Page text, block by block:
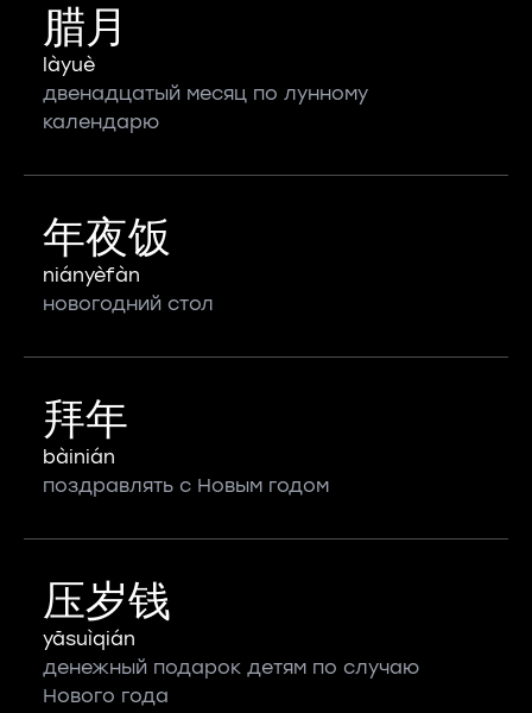
腊月
làyuè
двенадцатый месяц по лунному
календарю
年夜饭
niányèfàn
новогодний стол
拜年
bàinián
поздравлять с Новым годом
压岁钱
yāsuìqián
денежный подарок детям по случаю
Нового года